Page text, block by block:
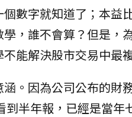
數字就知道了；本益
，誰不會算？但是，
能解決股市交易中最
。因為公司公布的財
到半年報，已經是當